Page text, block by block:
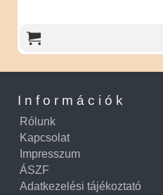
Információk
Rólunk
Kapcsolat
Impresszum
ÁSZF
Adatkezelési tájékoztató